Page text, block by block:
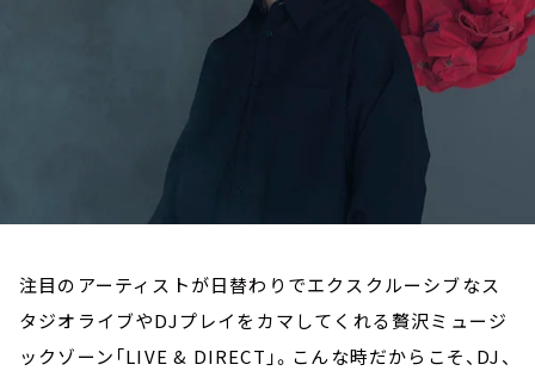
注目のアーティストが日替わりでエクスクルーシブなス
タジオライブやDJプレイをカマしてくれる贅沢ミュージ
ックゾーン「LIVE & DIRECT」。こんな時だからこそ、DJ、